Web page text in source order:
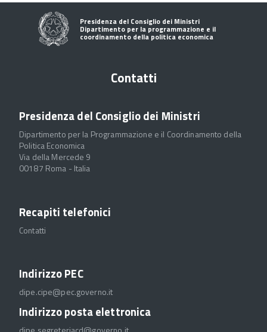
Presidenza del Consiglio dei Ministri
Dipartimento per la programmazione e il
coordinamento della politica economica
Contatti
Presidenza del Consiglio dei Ministri
Dipartimento per la Programmazione e il Coordinamento della
Politica Economica
Via della Mercede 9
00187 Roma - Italia
Recapiti telefonici
Contatti
Indirizzo PEC
dipe.cipe@pec.governo.it
Indirizzo posta elettronica